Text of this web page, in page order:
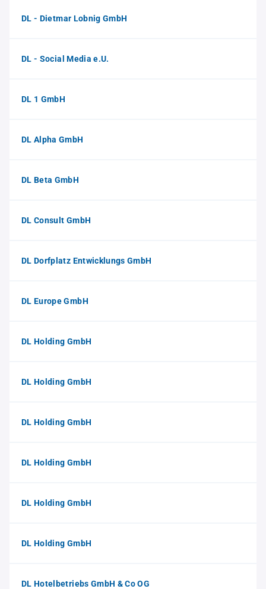
DL - Dietmar Lobnig GmbH
DL - Social Media e.U.
DL 1 GmbH
DL Alpha GmbH
DL Beta GmbH
DL Consult GmbH
DL Dorfplatz Entwicklungs GmbH
DL Europe GmbH
DL Holding GmbH
DL Holding GmbH
DL Holding GmbH
DL Holding GmbH
DL Holding GmbH
DL Holding GmbH
DL Hotelbetriebs GmbH & Co OG